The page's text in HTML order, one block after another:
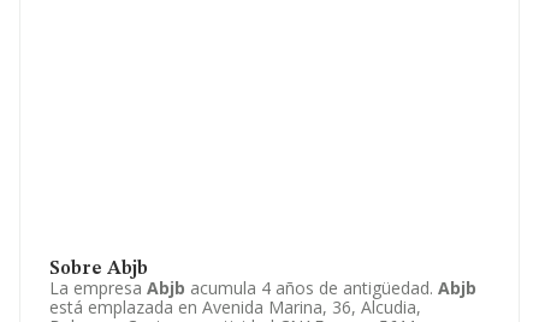
Sobre Abjb
La empresa Abjb acumula 4 años de antigüedad. Abjb
está emplazada en Avenida Marina, 36, Alcudia,